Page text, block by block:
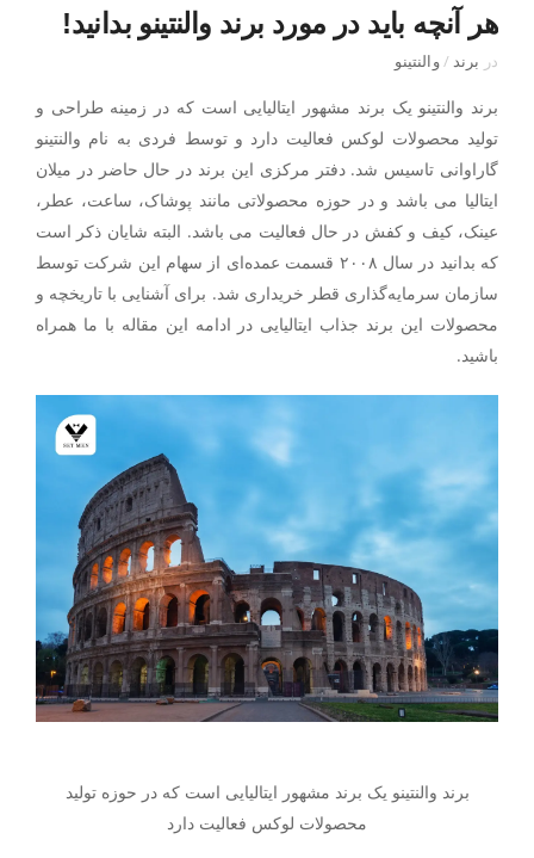
هر آنچه باید در مورد برند والنتینو بدانید!
در برند/والنتینو
برند والنتینو یک برند مشهور ایتالیایی است که در زمینه طراحی و
تولید محصولات لوکس فعالیت دارد و توسط فردی به نام والنتینو
گاراوانی تاسیس شد. دفتر مرکزی این برند در حال حاضر در میلان
ایتالیا می باشد و در حوزه محصولاتی مانند پوشاک، ساعت، عطر،
عینک، کیف و کفش در حال فعالیت می باشد. البته شایان ذکر است
که بدانید در سال ۲۰۰۸ قسمت عمده‌ای از سهام این شرکت توسط
سازمان سرمایه‌گذاری قطر خریداری شد. برای آشنایی با تاریخچه و
محصولات این برند جذاب ایتالیایی در ادامه این مقاله با ما همراه
باشید.
برند والنتینو یک برند مشهور ایتالیایی است که در حوزه تولید
محصولات لوکس فعالیت دارد